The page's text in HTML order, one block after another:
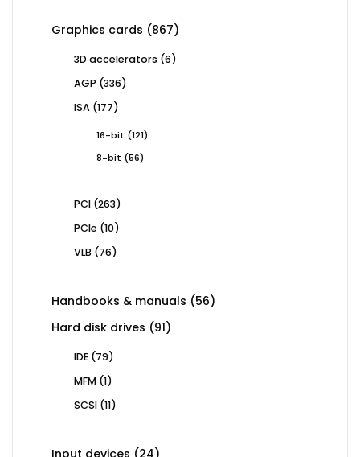
Graphics cards 867867
3D accelerators 66
AGP 336336
ISA 177177
16-bit 121121
8-bit
5656
PCI 263263
PCIe 1010
VLB 7676
Handbooks & manuals 5656
Hard disk drives 9191
IDE 7979
MFM 11
SCSI 1111
24